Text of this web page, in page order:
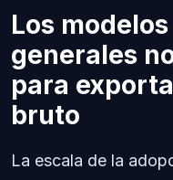
Los
generales
para
bruto
La escala de la